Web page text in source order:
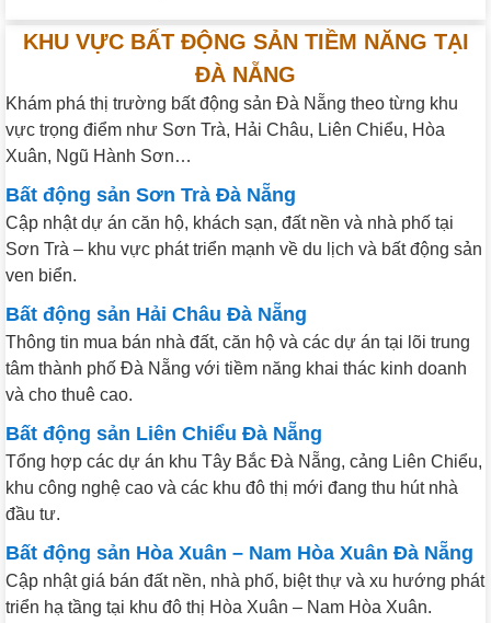
KHU VỰC BẤT ĐỘNG SẢN TIỀM NĂNG TẠI
ĐÀ NẴNG
Khám phá thị trường bất động sản Đà Nẵng theo từng khu
vực trọng điểm như Sơn Trà, Hải Châu, Liên Chiểu, Hòa
Xuân, Ngũ Hành Sơn…
Bất động sản Sơn Trà Đà Nẵng
Cập nhật dự án căn hộ, khách sạn, đất nền và nhà phố tại
Sơn Trà – khu vực phát triển mạnh về du lịch và bất động sản
ven biển.
Bất động sản Hải Châu Đà Nẵng
Thông tin mua bán nhà đất, căn hộ và các dự án tại lõi trung
tâm thành phố Đà Nẵng với tiềm năng khai thác kinh doanh
và cho thuê cao.
Bất động sản Liên Chiểu Đà Nẵng
Tổng hợp các dự án khu Tây Bắc Đà Nẵng, cảng Liên Chiểu,
khu công nghệ cao và các khu đô thị mới đang thu hút nhà
đầu tư.
Bất động sản Hòa Xuân – Nam Hòa Xuân Đà Nẵng
Cập nhật giá bán đất nền, nhà phố, biệt thự và xu hướng phát
triển hạ tầng tại khu đô thị Hòa Xuân – Nam Hòa Xuân.